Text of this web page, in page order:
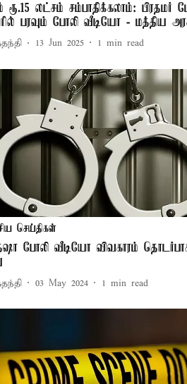
ரூ.15 லட்சம் சம்பாதிக்கலாம்: பிரதமர்
பரவும் போலி வீடியோ - மத்திய
13 Jun 2025 1 min read
செய்திகள்
போலி வீடியோ விவகாரம்
03 May 2024 1 min read